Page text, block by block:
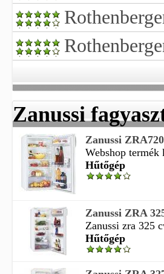
Zanussi
Zanussi
Webshop
Hűtőgép
Zanussi ZRA
Zanussi zra 325
Hűtőgép